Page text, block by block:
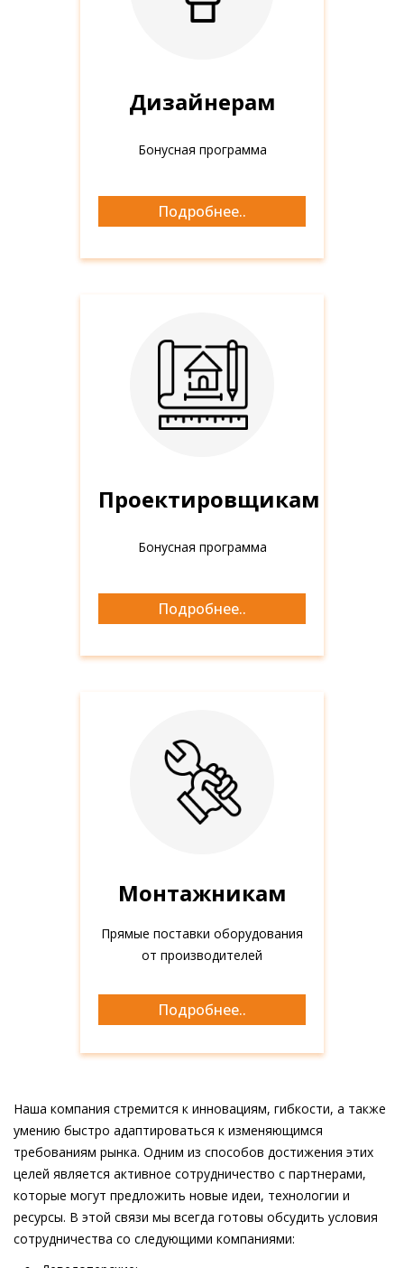
Дизайнерам
Дизайнерам
Бонусная программа
Подробнее..
Проектировщикам
Проектировщикам
Бонусная программа
Подробнее..
Монтажникам
Монтажникам
Прямые поставки оборудования
от производителей
Подробнее..
Наша компания стремится к инновациям, гибкости, а также
умению быстро адаптироваться к изменяющимся
требованиям рынка. Одним из способов достижения этих
целей является активное сотрудничество с партнерами,
которые могут предложить новые идеи, технологии и
ресурсы. В этой связи мы всегда готовы обсудить условия
сотрудничества со следующими компаниями: